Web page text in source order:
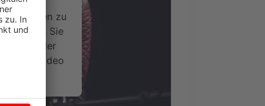
Daten zu
lesen Sie
Sie der
dieses Video